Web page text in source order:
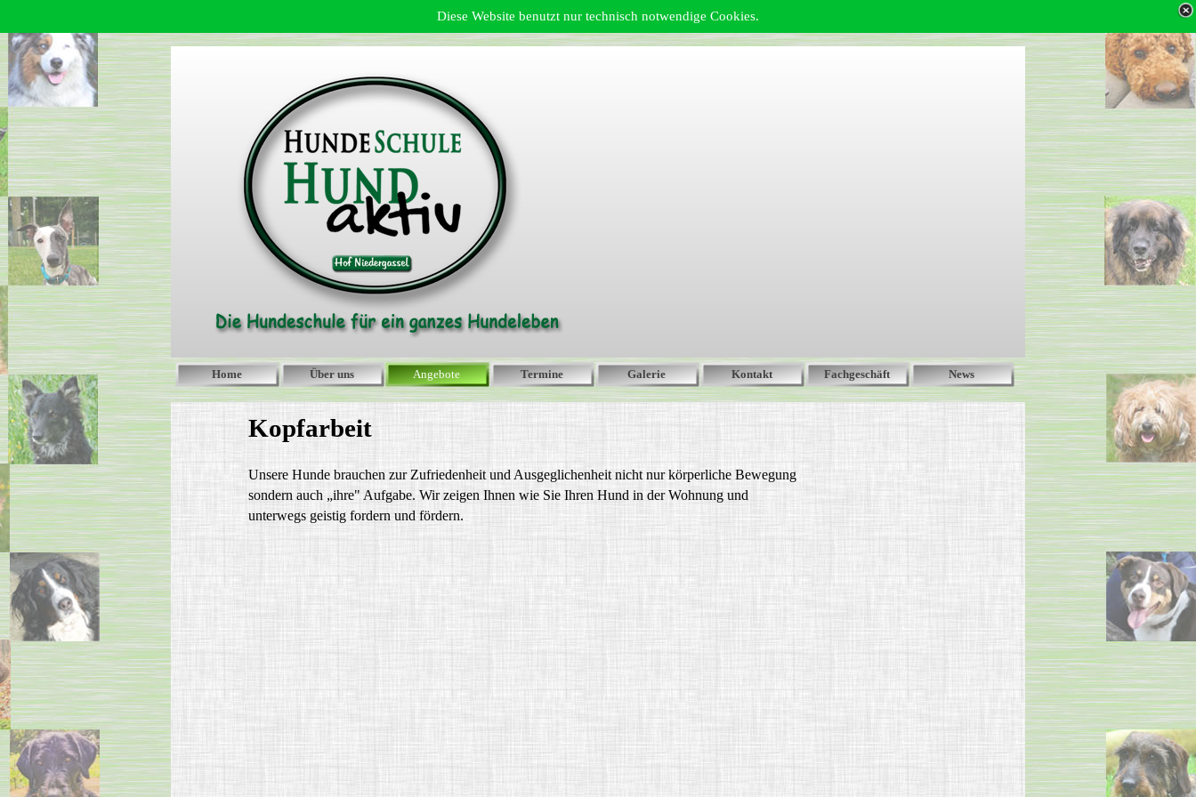
Diese Website benutzt nur technisch notwendige Cookies.
Home Über uns Angebote Termine Galerie Kontakt Fachgeschäft News
Kopfarbeit
Unsere Hunde brauchen zur Zufriedenheit und Ausgeglichenheit nicht nur körperliche Bewegung
sondern auch „ihre" Aufgabe. Wir zeigen Ihnen wie Sie Ihren Hund in der Wohnung und
unterwegs geistig fordern und fördern.